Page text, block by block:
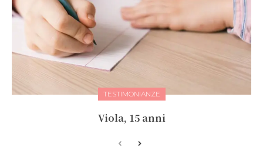
TESTIMONIANZE
Viola, 15 anni